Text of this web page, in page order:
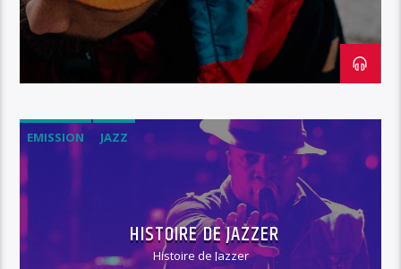
EMISSION JAZZ
HISTOIRE DE JAZZER
Histoire de Jazzer